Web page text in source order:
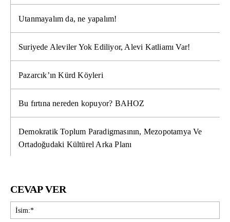
Utanmayalım da, ne yapalım!
Suriyede Aleviler Yok Ediliyor, Alevi Katliamı Var!
Pazarcık’ın Kürd Köyleri
Bu fırtına nereden kopuyor? BAHOZ
Demokratik Toplum Paradigmasının, Mezopotamya Ve
Ortadoğudaki Kültürel Arka Planı
CEVAP VER